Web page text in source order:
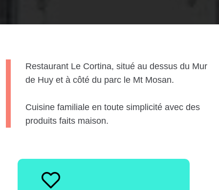
Restaurant Le Cortina, situé au dessus du Mur
de Huy et à côté du parc le Mt Mosan.
Cuisine familiale en toute simplicité avec des
produits faits maison.